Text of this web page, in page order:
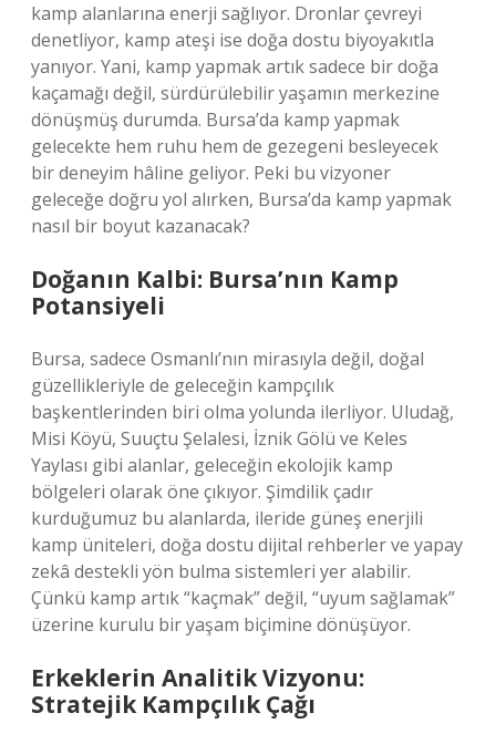
kamp alanlarına enerji sağlıyor. Dronlar çevreyi
denetliyor, kamp ateşi ise doğa dostu biyoyakıtla
yanıyor. Yani, kamp yapmak artık sadece bir doğa
kaçamağı değil, sürdürülebilir yaşamın merkezine
dönüşmüş durumda. Bursa’da kamp yapmak
gelecekte hem ruhu hem de gezegeni besleyecek
bir deneyim hâline geliyor. Peki bu vizyoner
geleceğe doğru yol alırken, Bursa’da kamp yapmak
nasıl bir boyut kazanacak?
Doğanın Kalbi: Bursa’nın Kamp
Potansiyeli
Bursa, sadece Osmanlı’nın mirasıyla değil, doğal
güzellikleriyle de geleceğin kampçılık
başkentlerinden biri olma yolunda ilerliyor. Uludağ,
Misi Köyü, Suuçtu Şelalesi, İznik Gölü ve Keles
Yaylası gibi alanlar, geleceğin ekolojik kamp
bölgeleri olarak öne çıkıyor. Şimdilik çadır
kurduğumuz bu alanlarda, ileride güneş enerjili
kamp üniteleri, doğa dostu dijital rehberler ve yapay
zekâ destekli yön bulma sistemleri yer alabilir.
Çünkü kamp artık “kaçmak” değil, “uyum sağlamak”
üzerine kurulu bir yaşam biçimine dönüşüyor.
Erkeklerin Analitik Vizyonu:
Stratejik Kampçılık Çağı